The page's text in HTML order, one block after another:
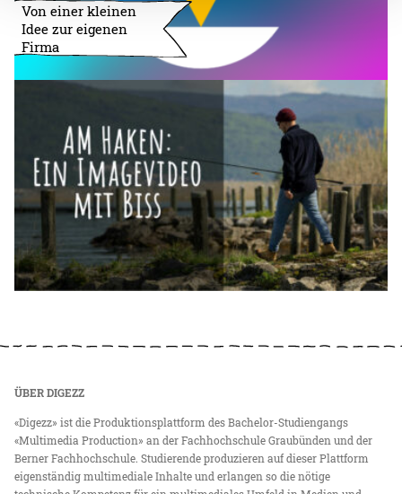
Von einer kleinen
Idee zur eigenen
Firma
ÜBER DIGEZZ
«Digezz» ist die Produktionsplattform des Bachelor-Studiengangs
«Multimedia Production» an der Fachhochschule Graubünden und der
Berner Fachhochschule. Studierende produzieren auf dieser Plattform
eigenständig multimediale Inhalte und erlangen so die nötige